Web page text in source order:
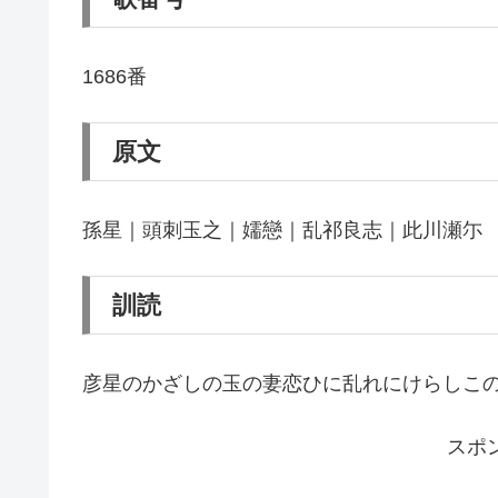
1686番
原文
孫星｜頭刺玉之｜嬬戀｜乱祁良志｜此川瀬尓
訓読
彦星のかざしの玉の妻恋ひに乱れにけらしこ
スポ